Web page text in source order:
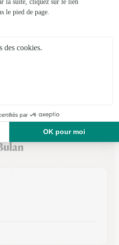
fleurs ou une plante à